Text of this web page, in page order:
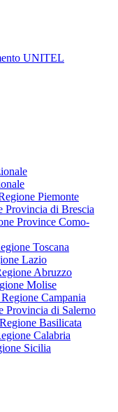
UNITEL
Piemonte
Provincia di Brescia
Province Como-
Toscana
Lazio
Abruzzo
Molise
Campania
Provincia di Salerno
Basilicata
Calabria
Sicilia